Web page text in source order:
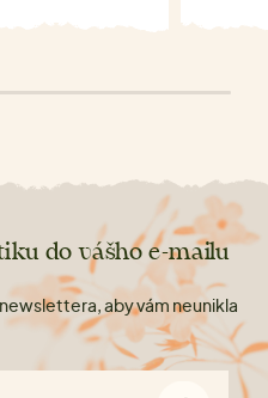
do vášho e-mailu
aby vám neunikla